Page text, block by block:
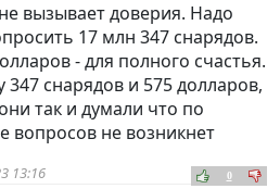
вызывает доверия. Надо
17 млн 347 снарядов.
- для полного счастья.
347 снарядов и 575 долларов,
так и думали что по
вопросов не возникнет
13:16 0